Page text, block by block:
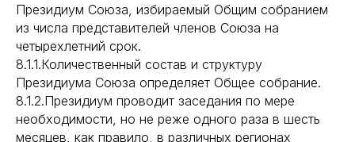
Президиум Союза, избираемый Общим собранием
из числа представителей членов Союза на
четырехлетний срок.
8.1.1.Количественный состав и структуру
Президиума Союза определяет Общее собрание.
8.1.2.Президиум проводит заседания по мере
необходимости, но не реже одного раза в шесть
месяцев, как правило, в различных регионах